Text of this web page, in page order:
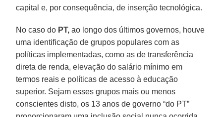
capital e, por consequência, de inserção tecnológica.
No caso do PT, ao longo dos últimos governos, houve
uma identificação de grupos populares com as
políticas implementadas, como as de transferência
direta de renda, elevação do salário mínimo em
termos reais e políticas de acesso à educação
superior. Sejam esses grupos mais ou menos
conscientes disto, os 13 anos de governo “do PT”